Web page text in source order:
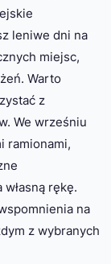
leniwe dni na
miejsc,
Warto
z
We wrześniu
ramionami,
rękę.
na
z wybranych